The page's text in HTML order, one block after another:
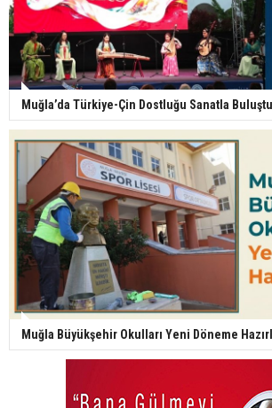
Muğla’da Türkiye-Çin Dostluğu Sanatla Buluştu
Muğla Büyükşehir Okulları Yeni Döneme